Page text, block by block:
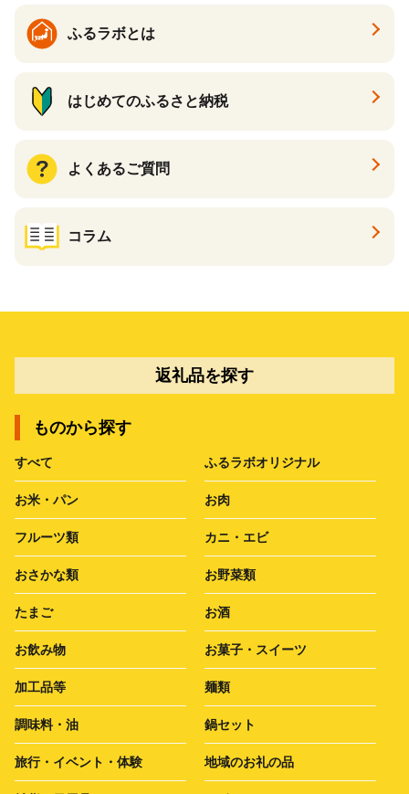
ふるラボとは
はじめてのふるさと納税
よくあるご質問
コラム
返礼品を探す
ものから探す
すべて ふるラボオリジナル
お米・パン お肉
フルーツ類 カニ・エビ
おさかな類 お野菜類
たまご お酒
お飲み物 お菓子・スイーツ
加工品等 麺類
調味料・油 鍋セット
旅行・イベント・体験 地域のお礼の品